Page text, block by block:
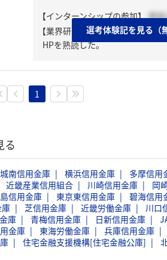
【インターンシップの参加】 参加
【業界研究・企業研究はどんな風
HPを熟読した。
選考体験記を見る（
1
る
城南信用金庫 横浜信用金庫 多摩信用
近畿産業信用組合 川崎信用金庫 岡
信用金庫 東京東信用金庫 碧海信用
芝信用金庫 近畿労働金庫 川口
庫 青梅信用金庫 日新信用金庫
金庫 東海労働金庫 兵庫信用金庫
住宅金融支援機構[住宅金融公庫]